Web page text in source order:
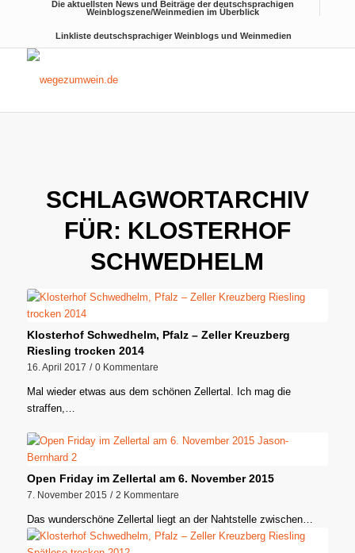
Die aktuellsten News und Beiträge der deutschsprachigen
Weinblogszene/Weinmedien im Überblick
Linkliste deutschsprachiger Weinblogs und Weinmedien
SCHLAGWORTARCHIV
FÜR: KLOSTERHOF
SCHWEDHELM
Klosterhof Schwedhelm, Pfalz – Zeller Kreuzberg
Riesling trocken 2014
16. April 2017 / 0 Kommentare
Mal wieder etwas aus dem schönen Zellertal. Ich mag die
straffen,…
Open Friday im Zellertal am 6. November 2015
7. November 2015 / 2 Kommentare
Das wunderschöne Zellertal liegt an der Nahtstelle zwischen…